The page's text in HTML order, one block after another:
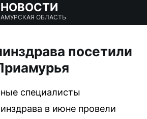
НОВОСТИ
АМУРСКАЯ ОБЛАСТЬ
посетили
специалисты
в июне провели